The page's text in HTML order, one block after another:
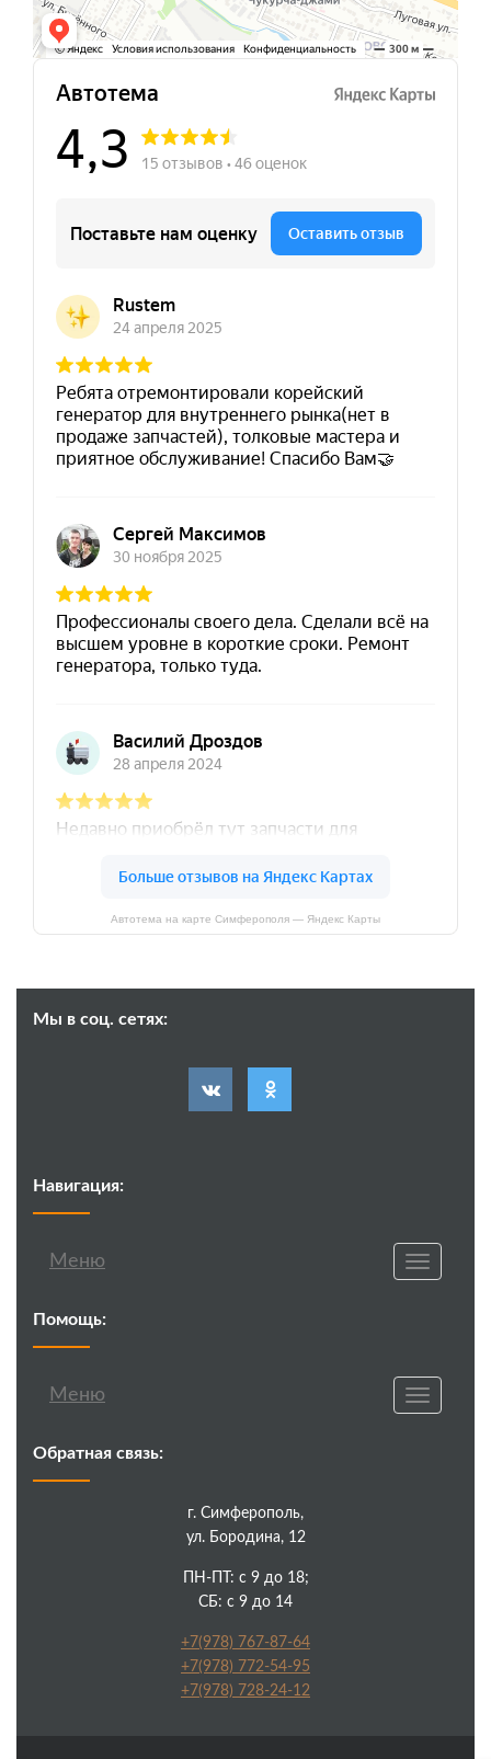
Автотема на карте Симферополя — Яндекс Карты
Мы в соц. сетях:
Навигация:
Toggle
Меню
Помощь:
Toggle
Меню
Обратная связь:
г. Симферополь,
ул. Бородина, 12
ПН-ПТ: с 9 до 18;
СБ: с 9 до 14
+7(978) 767-87-64
+7(978) 772-54-95
+7(978) 728-24-12